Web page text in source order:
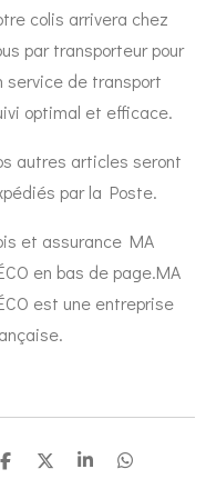
colis arrivera chez
par transporteur pour
service de transport
optimal et efficace.
autres articles seront
par la Poste.
et assurance MA
en bas de page.MA
est une entreprise
P
P
P
P